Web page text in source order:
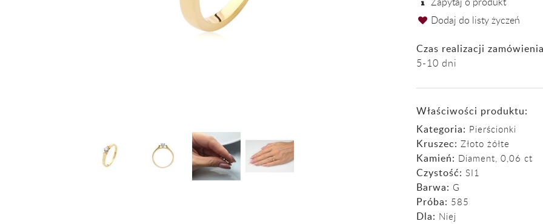
Dodaj do listy życzeń
Czas realizacji
5-10 dni
Właściwości produktu:
Kategoria: Pierścionki
Kruszec: Złoto żółte
Kamień: Diament, 0,06 ct
Czystość: SI1
Barwa: G
Próba: 585
Dla: Niej